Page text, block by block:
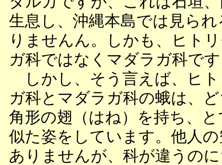
生息し、沖縄本島では見ら
りませんん。しかも、ヒト
ガ科ではなくマダラガ科で
しかし、そう言えば、ヒ
ガ科とマダラガ科の蛾は、
角形の翅（はね）を持ち、
似た姿をしています。他人
ありませんが、科が違うの